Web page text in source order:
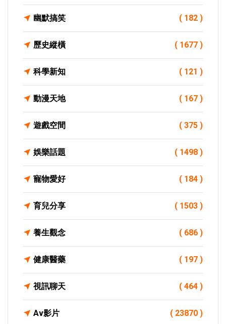
幽默搞笑 ( 182 )
歷史縱橫 ( 1677 )
科學新知 ( 121 )
動漫天地 ( 167 )
遊戲空間 ( 375 )
娛樂話題 ( 1498 )
寵物愛好 ( 184 )
育兒分享 ( 1503 )
養生觀念 ( 686 )
健康醫藥 ( 197 )
視訊聊天 ( 464 )
Av影片 ( 23870 )